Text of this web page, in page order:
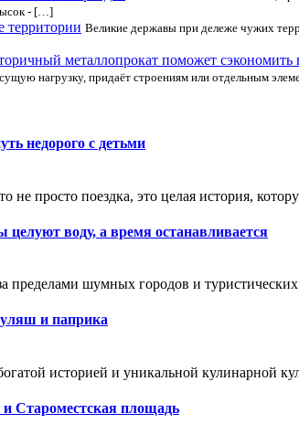
- […]
территории Великие державы при дележе чужих
металлопрокат поможет сэкономить
нагрузку, придаёт строениям или отдельным
недорого с детьми
не просто поездка, это целая история,
целуют воду, а время останавливается
пределами шумных городов и
и паприка
историей и уникальной кулинарной
Староместская площадь